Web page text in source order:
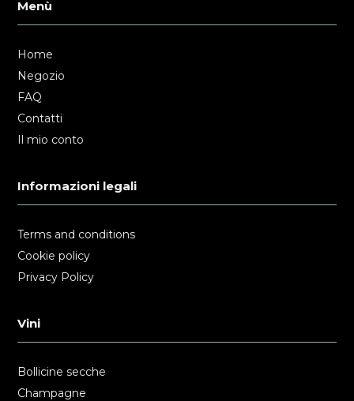
Menù
Home
Negozio
FAQ
Contatti
Il mio conto
Informazioni legali
Terms and conditions
Cookie policy
Privacy Policy
Vini
Bollicine secche
Champagne